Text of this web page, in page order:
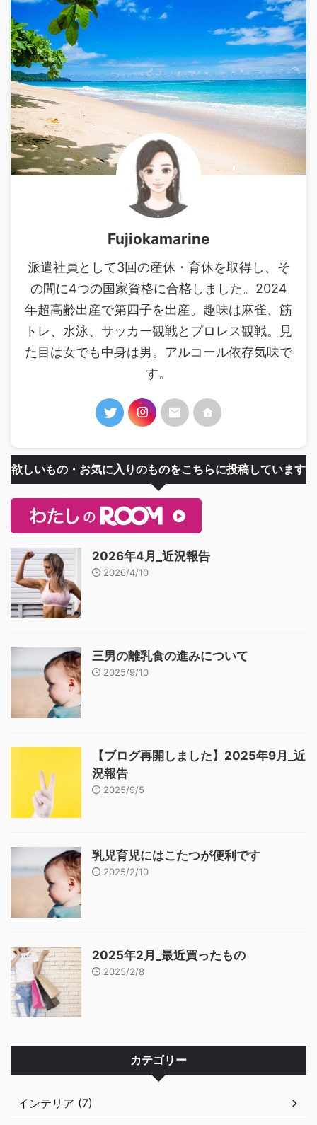
Fujiokamarine
派遣社員として3回の産休・育休を取得し、そ
の間に4つの国家資格に合格しました。2024
年超高齢出産で第四子を出産。趣味は麻雀、筋
トレ、水泳、サッカー観戦とプロレス観戦。見
た目は女でも中身は男。アルコール依存気味で
す。
欲しいもの・お気に入りのものをこちらに投稿しています
2026年4月_近況報告
2026/4/10
三男の離乳食の進みについて
2025/9/10
【ブログ再開しました】2025年9月_近
況報告
2025/9/5
乳児育児にはこたつが便利です
2025/2/10
2025年2月_最近買ったもの
2025/2/8
カテゴリー
インテリア (7)